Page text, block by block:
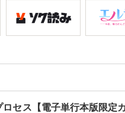
セス【電子単行本版限定